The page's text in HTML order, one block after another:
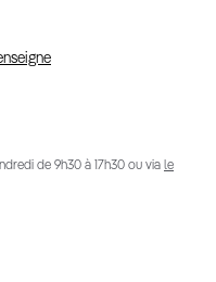
de 9h30 à 17h30 ou via le